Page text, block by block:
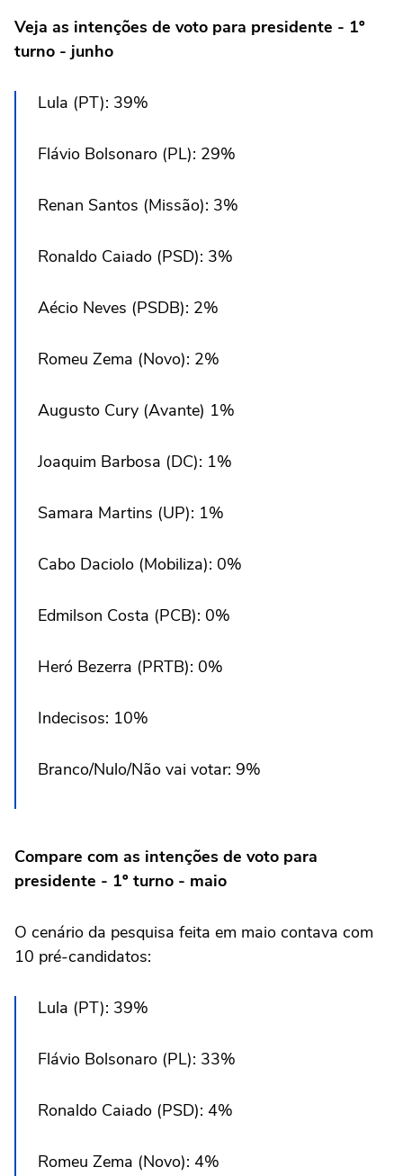
Veja as intenções de voto para presidente - 1º
turno - junho
Lula (PT): 39%
Flávio Bolsonaro (PL): 29%
Renan Santos (Missão): 3%
Ronaldo Caiado (PSD): 3%
Aécio Neves (PSDB): 2%
Romeu Zema (Novo): 2%
Augusto Cury (Avante) 1%
Joaquim Barbosa (DC): 1%
Samara Martins (UP): 1%
Cabo Daciolo (Mobiliza): 0%
Edmilson Costa (PCB): 0%
Heró Bezerra (PRTB): 0%
Indecisos: 10%
Branco/Nulo/Não vai votar: 9%
Compare com as intenções de voto para
presidente - 1º turno - maio
O cenário da pesquisa feita em maio contava com
10 pré-candidatos:
Lula (PT): 39%
Flávio Bolsonaro (PL): 33%
Ronaldo Caiado (PSD): 4%
Romeu Zema (Novo): 4%